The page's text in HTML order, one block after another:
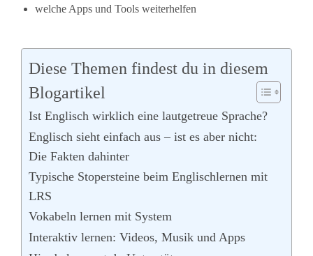
welche Apps und Tools weiterhelfen
Diese Themen findest du in diesem
Blogartikel
Ist Englisch wirklich eine lautgetreue Sprache?
Englisch sieht einfach aus – ist es aber nicht:
Die Fakten dahinter
Typische Stopersteine beim Englischlernen mit
LRS
Vokabeln lernen mit System
Interaktiv lernen: Videos, Musik und Apps